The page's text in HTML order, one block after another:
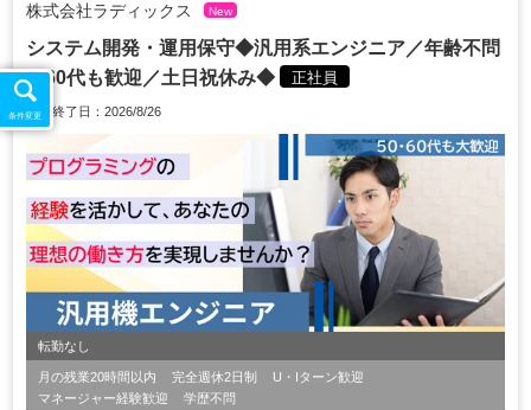
株式会社ラディックス New
システム開発・運用保守◆汎用系エンジニア／年齢不問
／60代も歓迎／土日祝休み◆
正社員
掲載終了日：2026/8/26
転勤なし
月の残業20時間以内 完全週休2日制
U・Iターン歓迎
マネージャー経験歓迎
学歴不問
条件変更